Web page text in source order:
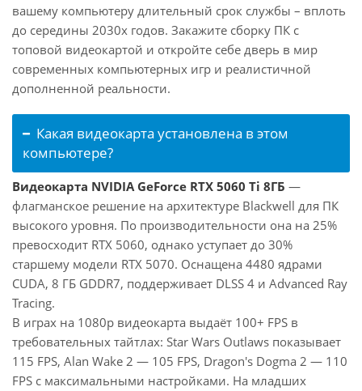
вашему компьютеру длительный срок службы – вплоть
до середины 2030х годов. Закажите сборку ПК с
топовой видеокартой и откройте себе дверь в мир
современных компьютерных игр и реалистичной
дополненной реальности.
Какая видеокарта установлена в этом
компьютере?
Видеокарта NVIDIA GeForce RTX 5060 Ti 8ГБ —
флагманское решение на архитектуре Blackwell для ПК
высокого уровня. По производительности она на 25%
превосходит RTX 5060, однако уступает до 30%
старшему модели RTX 5070. Оснащена 4480 ядрами
CUDA, 8 ГБ GDDR7, поддерживает DLSS 4 и Advanced Ray
Tracing.
В играх на 1080p видеокарта выдаёт 100+ FPS в
требовательных тайтлах: Star Wars Outlaws показывает
115 FPS, Alan Wake 2 — 105 FPS, Dragon's Dogma 2 — 110
FPS с максимальными настройками. На младших